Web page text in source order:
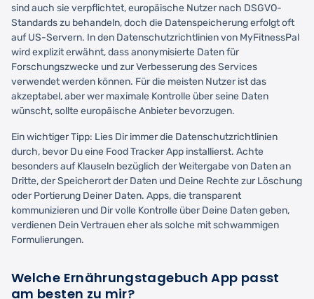
sind auch sie verpflichtet, europäische Nutzer nach DSGVO-
Standards zu behandeln, doch die Datenspeicherung erfolgt oft
auf US-Servern. In den Datenschutzrichtlinien von MyFitnessPal
wird explizit erwähnt, dass anonymisierte Daten für
Forschungszwecke und zur Verbesserung des Services
verwendet werden können. Für die meisten Nutzer ist das
akzeptabel, aber wer maximale Kontrolle über seine Daten
wünscht, sollte europäische Anbieter bevorzugen.
Ein wichtiger Tipp: Lies Dir immer die Datenschutzrichtlinien
durch, bevor Du eine Food Tracker App installierst. Achte
besonders auf Klauseln bezüglich der Weitergabe von Daten an
Dritte, der Speicherort der Daten und Deine Rechte zur Löschung
oder Portierung Deiner Daten. Apps, die transparent
kommunizieren und Dir volle Kontrolle über Deine Daten geben,
verdienen Dein Vertrauen eher als solche mit schwammigen
Formulierungen.
Welche Ernährungstagebuch App passt
am besten zu mir?